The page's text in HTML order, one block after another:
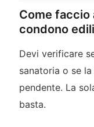
Come faccio
condono
Devi verificare
sanatoria o se
pendente. La
basta.